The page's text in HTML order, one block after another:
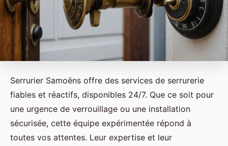
Serrurier Samoëns offre des services de serrurerie
fiables et réactifs, disponibles 24/7. Que ce soit pour
une urgence de verrouillage ou une installation
sécurisée, cette équipe expérimentée répond à
toutes vos attentes. Leur expertise et leur